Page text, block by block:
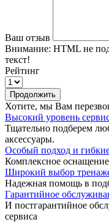
Ваш отзыв
Внимание: HTML не
текст!
Рейтинг
Продолжить
Хотите, мы Вам
Высокий уровень
Тщательно подберем
аксессуары.
Особый подход и
Комплексное
Широкий выбор
Надежная помощь в
Гарантийное
И постгарантийное
сервиса